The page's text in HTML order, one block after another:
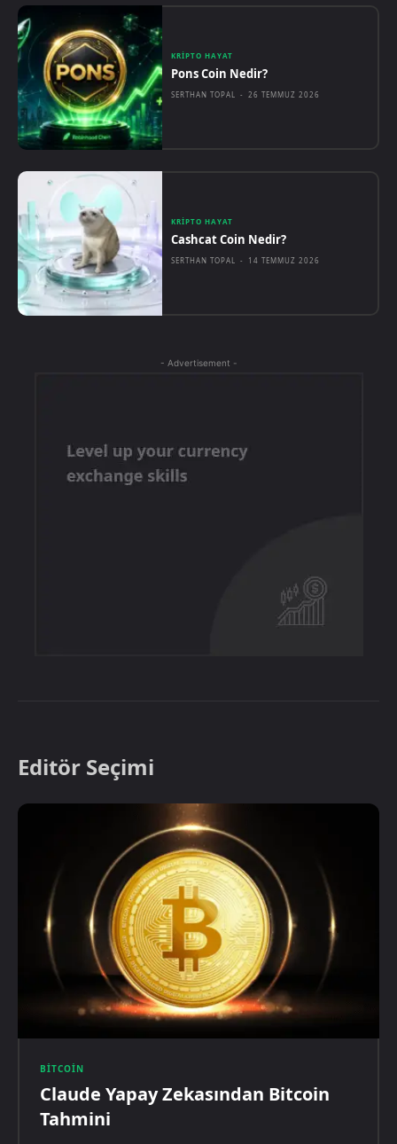
KRIPTO HAYAT
Pons Coin Nedir?
SERTHAN TOPAL - 26 TEMMUZ 2026
KRIPTO HAYAT
Cashcat Coin Nedir?
SERTHAN TOPAL - 14 TEMMUZ 2026
- Advertisement -
Editör Seçimi
BITCOIN
Claude Yapay Zekasından Bitcoin
Tahmini